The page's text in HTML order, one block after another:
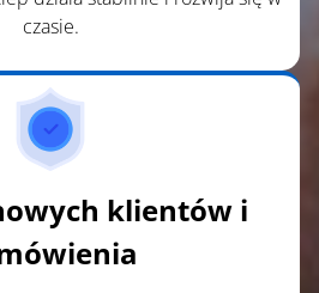
czasie.
klientów i